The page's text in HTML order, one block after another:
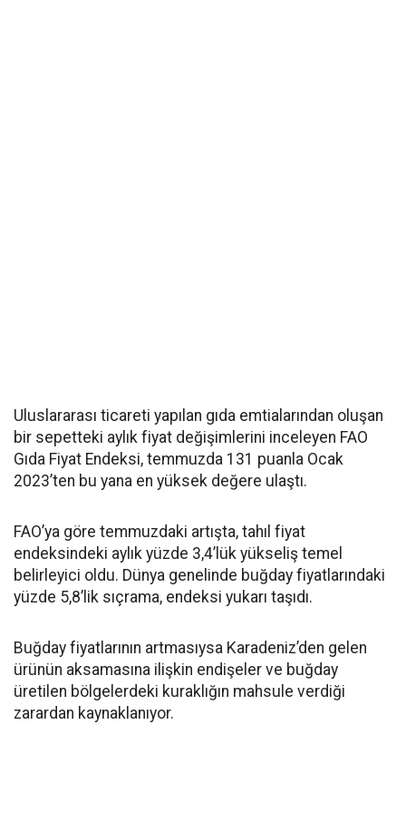
Uluslararası ticareti yapılan gıda emtialarından oluşan
bir sepetteki aylık fiyat değişimlerini inceleyen FAO
Gıda Fiyat Endeksi, temmuzda 131 puanla Ocak
2023’ten bu yana en yüksek değere ulaştı.
FAO’ya göre temmuzdaki artışta, tahıl fiyat
endeksindeki aylık yüzde 3,4’lük yükseliş temel
belirleyici oldu. Dünya genelinde buğday fiyatlarındaki
yüzde 5,8’lik sıçrama, endeksi yukarı taşıdı.
Buğday fiyatlarının artmasıysa Karadeniz’den gelen
ürünün aksamasına ilişkin endişeler ve buğday
üretilen bölgelerdeki kuraklığın mahsule verdiği
zarardan kaynaklanıyor.